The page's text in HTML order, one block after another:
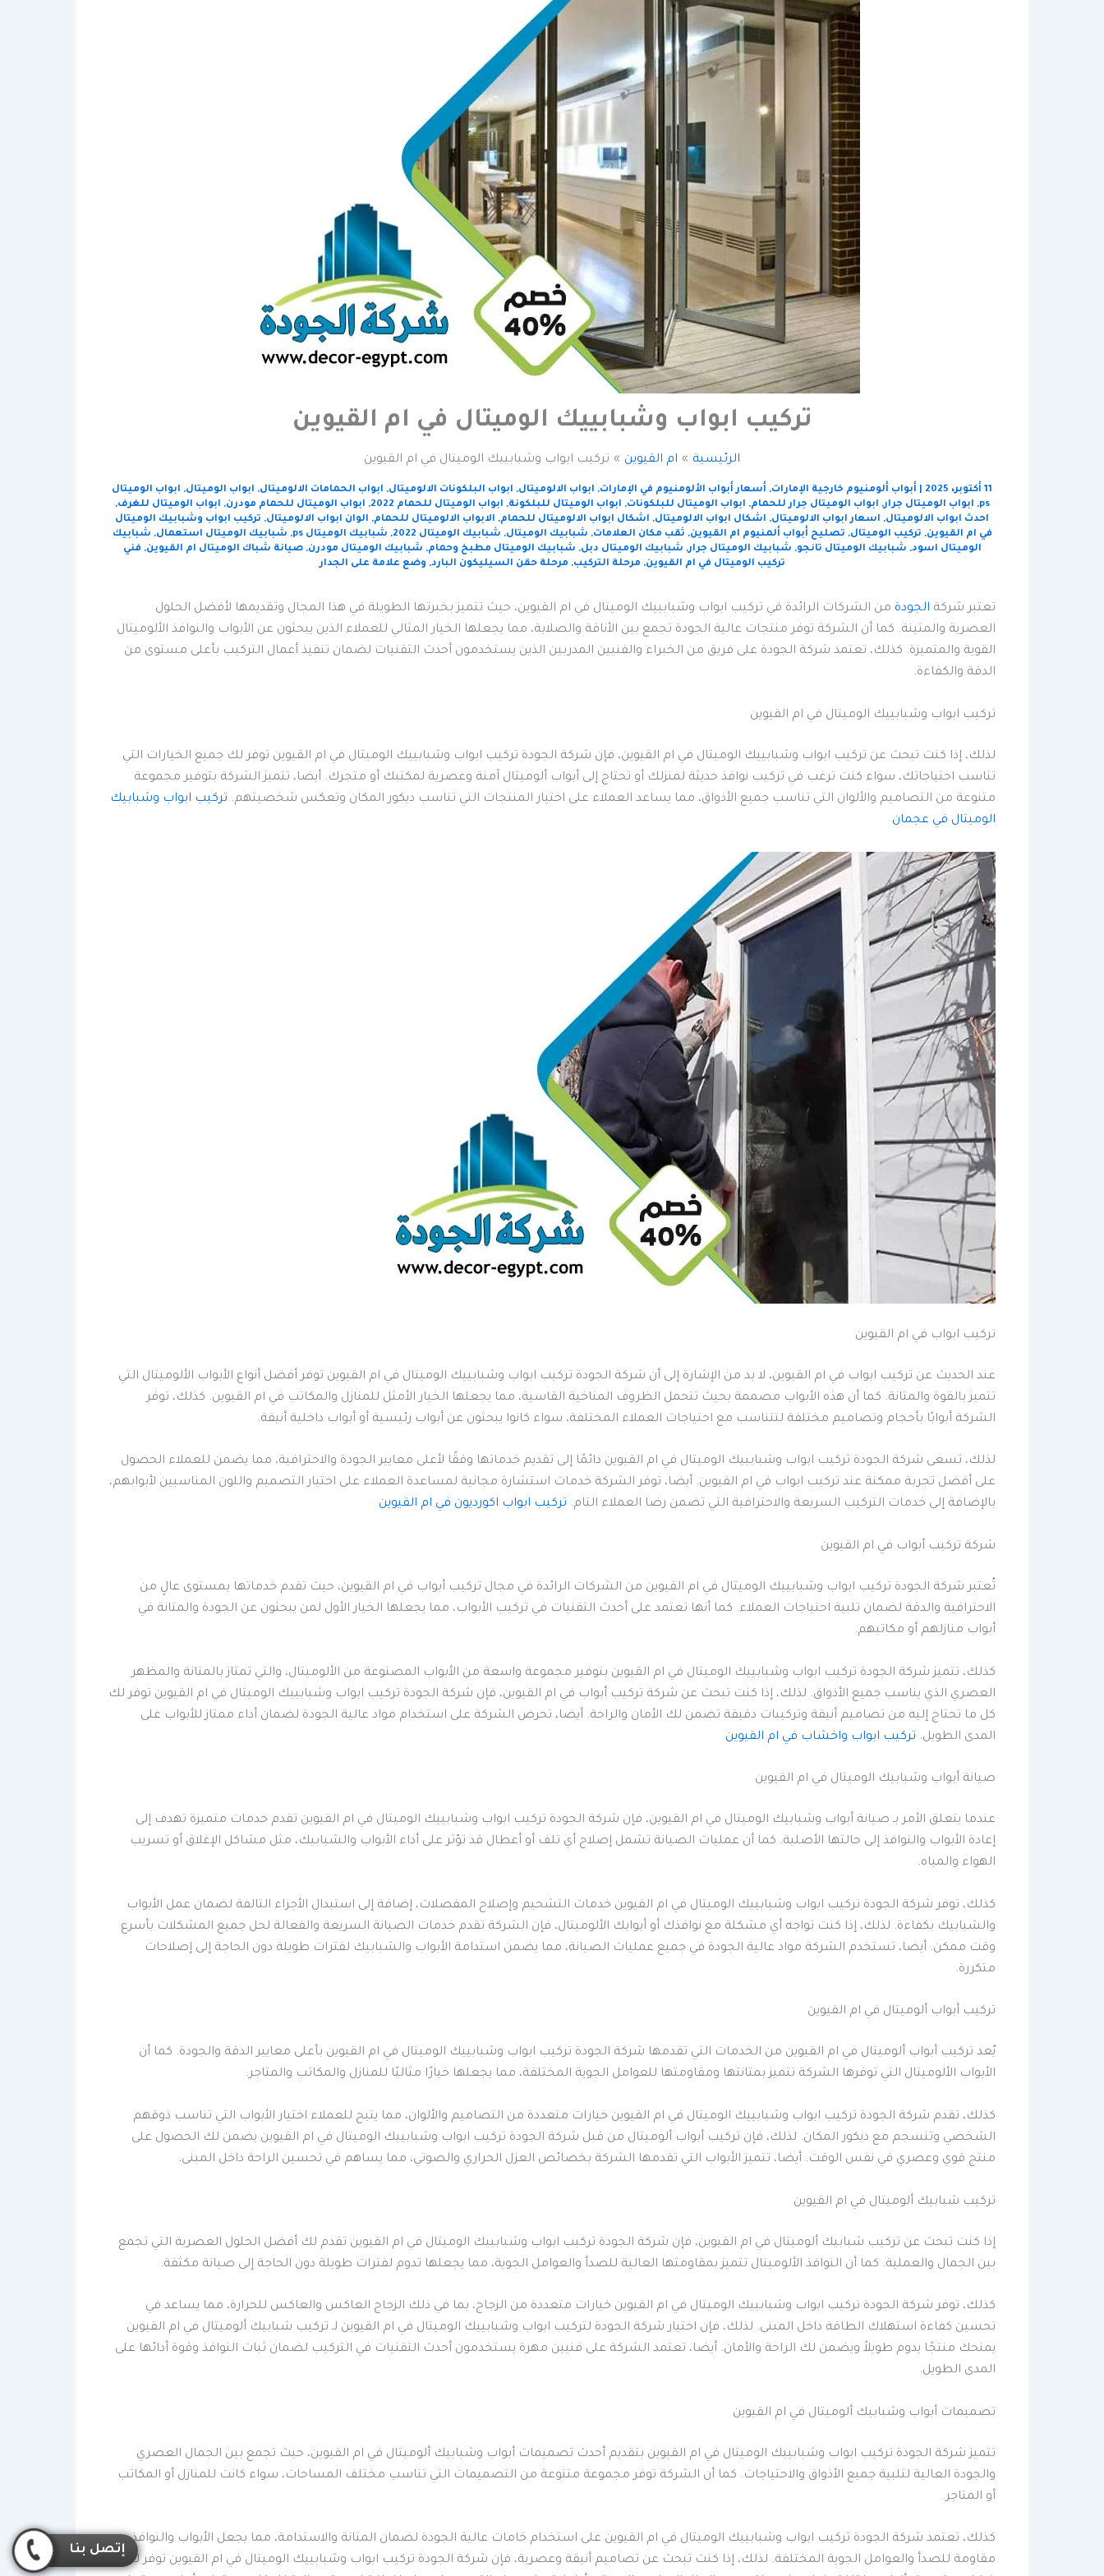
تركيب ابواب وشبابييك الوميتال في ام القيوين
الرئيسية ام القيوين تركيب ابواب وشبابييك الوميتال في ام القيوين
11 أكتوبر، 2025 أبواب ألومنيوم خارجية الإمارات, أسعار أبواب الألومنيوم في الإمارات, ابواب الالوميتال, ابواب البلكونات الالوميتال, ابواب الحمامات الالوميتال, ابواب الوميتال, ابواب الوميتال
ps
, ابواب الوميتال جرار, ابواب الوميتال جرار للحمام, ابواب الوميتال للبلكونات, ابواب الوميتال للبلكونة, ابواب الوميتال للحمام 2022 , ابواب الوميتال للحمام مودرن, ابواب الوميتال للغرف,
احدث ابواب الالوميتال, اسعار ابواب الالوميتال, اشكال ابواب الالوميتال, اشكال ابواب الالوميتال للحمام, الابواب الالوميتال للحمام, الوان ابواب الالوميتال, تركيب ابواب وشبابيك الوميتال
في ام القيوين, تركيب الوميتال, تصليح أبواب ألمنيوم ام القيوين, ثقب مكان العلامات, شبابيك الوميتال, شبابيك الوميتال 2022 , شبابيك الوميتال ps , شبابيك الوميتال استعمال, شبابيك
الوميتال اسود, شبابيك الوميتال تانجو, شبابيك الوميتال جرار, شبابيك الوميتال دبل, شبابيك الوميتال مطبخ وحمام, شبابيك الوميتال مودرن,صيانة شباك الوميتال ام القيوين, فني
تركيب الوميتال في ام القيوين, مرحلة التركيب, مرحلة حقن السيليكون البارد, وضع علامة على الجدار
تعتبر شركة الجودة من الشركات الرائدة في تركيب ابواب وشبابييك الوميتال في ام القيوين، حيث تتميز بخبرتها الطويلة في هذا المجال وتقديمها لأفضل الحلول
العصرية والمتينة. كما أن الشركة توفر منتجات عالية الجودة تجمع بين الأناقة والصلابة، مما يجعلها الخيار المثالي للعملاء الذين يبحثون عن الأبواب والنوافذ الألوميتال
القوية والمتميزة. كذلك، تعتمد شركة الجودة على فريق من الخبراء والفنيين المدربين الذين يستخدمون أحدث التقنيات لضمان تنفيذ أعمال التركيب بأعلى مستوى من
الدقة والكفاءة.
تركيب ابواب وشبابييك الوميتال في ام القيوين
لذلك، إذا كنت تبحث عن تركيب ابواب وشبابييك الوميتال في ام القيوين، فإن شركة الجودة تركيب ابواب وشبابييك الوميتال في ام القيوين توفر لك جميع الخيارات التي
تناسب احتياجاتك، سواء كنت ترغب في تركيب نوافذ حديثة لمنزلك أو تحتاج إلى أبواب ألوميتال آمنة وعصرية لمكتبك أو متجرك. أيضا، تتميز الشركة بتوفير مجموعة
متنوعة من التصاميم والألوان التي تناسب جميع الأذواق، مما يساعد العملاء على اختيار المنتجات التي تناسب ديكور المكان وتعكس شخصيتهم. تركيب ابواب وشبابيك
الوميتال في عجمان
تركيب ابواب في ام القيوين
عند الحديث عن تركيب ابواب في ام القيوين، لا بد من الإشارة إلى أن شركة الجودة تركيب ابواب وشبابييك الوميتال في ام القيوين توفر أفضل أنواع الأبواب الألوميتال التي
تتميز بالقوة والمتانة. كما أن هذه الأبواب مصممة بحيث تتحمل الظروف المناخية القاسية، مما يجعلها الخيار الأمثل للمنازل والمكاتب في ام القيوين. كذلك، توفر
الشركة أبوابًا بأحجام وتصاميم مختلفة لتتناسب مع احتياجات العملاء المختلفة، سواء كانوا يبحثون عن أبواب رئيسية أو أبواب داخلية أنيقة.
لذلك، تسعى شركة الجودة تركيب ابواب وشبابييك الوميتال في ام القيوين دائمًا إلى تقديم خدماتها وفقًا لأعلى معايير الجودة والاحترافية، مما يضمن للعملاء الحصول
على أفضل تجربة ممكنة عند تركيب ابواب في ام القيوين. أيضا، توفر الشركة خدمات استشارة مجانية لمساعدة العملاء على اختيار التصميم واللون المناسبين لأبوابهم،
بالإضافة إلى خدمات التركيب السريعة والاحترافية التي تضمن رضا العملاء التام. تركيب ابواب اكورديون في ام القيوين
شركة تركيب أبواب في ام القيوين
تُعتبر شركة الجودة تركيب ابواب وشبابييك الوميتال في ام القيوين من الشركات الرائدة في مجال تركيب أبواب في ام القيوين، حيث تقدم خدماتها بمستوى عالٍ من
الاحترافية والدقة لضمان تلبية احتياجات العملاء. كما أنها تعتمد على أحدث التقنيات في تركيب الأبواب، مما يجعلها الخيار الأول لمن يبحثون عن الجودة والمتانة في
أبواب منازلهم أو مكاتبهم.
كذلك، تتميز شركة الجودة تركيب ابواب وشبابييك الوميتال في ام القيوين بتوفير مجموعة واسعة من الأبواب المصنوعة من الألوميتال، والتي تمتاز بالمتانة والمظهر
العصري الذي يناسب جميع الأذواق. لذلك، إذا كنت تبحث عن شركة تركيب أبواب في ام القيوين، فإن شركة الجودة تركيب ابواب وشبابييك الوميتال في ام القيوين توفر لك
كل ما تحتاج إليه من تصاميم أنيقة وتركيبات دقيقة تضمن لك الأمان والراحة. أيضا، تحرص الشركة على استخدام مواد عالية الجودة لضمان أداء ممتاز للأبواب على
المدى الطويل. تركيب ابواب واخشاب في ام القيوين
صيانة أبواب وشبابيك الوميتال في ام القيوين
عندما يتعلق الأمر بـ صيانة أبواب وشبابيك الوميتال في ام القيوين، فإن شركة الجودة تركيب ابواب وشبابييك الوميتال في ام القيوين تقدم خدمات متميزة تهدف إلى
إعادة الأبواب والنوافذ إلى حالتها الأصلية. كما أن عمليات الصيانة تشمل إصلاح أي تلف أو أعطال قد تؤثر على أداء الأبواب والشبابيك، مثل مشاكل الإغلاق أو تسريب
الهواء والمياه.
كذلك، توفر شركة الجودة تركيب ابواب وشبابييك الوميتال في ام القيوين خدمات التشحيم وإصلاح المفصلات، إضافة إلى استبدال الأجزاء التالفة لضمان عمل الأبواب
والشبابيك بكفاءة. لذلك، إذا كنت تواجه أي مشكلة مع نوافذك أو أبوابك الألوميتال، فإن الشركة تقدم خدمات الصيانة السريعة والفعالة لحل جميع المشكلات بأسرع
وقت ممكن. أيضا، تستخدم الشركة مواد عالية الجودة في جميع عمليات الصيانة، مما يضمن استدامة الأبواب والشبابيك لفترات طويلة دون الحاجة إلى إصلاحات
متكررة.
تركيب أبواب ألوميتال في ام القيوين
يُعد تركيب أبواب ألوميتال في ام القيوين من الخدمات التي تقدمها شركة الجودة تركيب ابواب وشبابييك الوميتال في ام القيوين بأعلى معايير الدقة والجودة. كما أن
الأبواب الألوميتال التي توفرها الشركة تتميز بمتانتها ومقاومتها للعوامل الجوية المختلفة، مما يجعلها خيارًا مثاليًا للمنازل والمكاتب والمتاجر.
كذلك، تقدم شركة الجودة تركيب ابواب وشبابييك الوميتال في ام القيوين خيارات متعددة من التصاميم والألوان، مما يتيح للعملاء اختيار الأبواب التي تناسب ذوقهم
الشخصي وتنسجم مع ديكور المكان. لذلك، فإن تركيب أبواب ألوميتال من قبل شركة الجودة تركيب ابواب وشبابييك الوميتال في ام القيوين يضمن لك الحصول على
منتج قوي وعصري في نفس الوقت. أيضا، تتميز الأبواب التي تقدمها الشركة بخصائص العزل الحراري والصوتي، مما يساهم في تحسين الراحة داخل المبنى.
تركيب شبابيك ألوميتال في ام القيوين
إذا كنت تبحث عن تركيب شبابيك ألوميتال في ام القيوين، فإن شركة الجودة تركيب ابواب وشبابييك الوميتال في ام القيوين تقدم لك أفضل الحلول العصرية التي تجمع
بين الجمال والعملية. كما أن النوافذ الألوميتال تتميز بمقاومتها العالية للصدأ والعوامل الجوية، مما يجعلها تدوم لفترات طويلة دون الحاجة إلى صيانة مكثفة.
كذلك، توفر شركة الجودة تركيب ابواب وشبابييك الوميتال في ام القيوين خيارات متعددة من الزجاج، بما في ذلك الزجاج العاكس والعاكس للحرارة، مما يساعد في
تحسين كفاءة استهلاك الطاقة داخل المبنى. لذلك، فإن اختيار شركة الجودة لتركيب ابواب وشبابييك الوميتال في ام القيوين لـ تركيب شبابيك ألوميتال في ام القيوين
يمنحك منتجًا يدوم طويلاً ويضمن لك الراحة والأمان. أيضا، تعتمد الشركة على فنيين مهرة يستخدمون أحدث التقنيات في التركيب لضمان ثبات النوافذ وقوة أدائها على
المدى الطويل.
تصميمات أبواب وشبابيك ألوميتال في ام القيوين
تتميز شركة الجودة تركيب ابواب وشبابييك الوميتال في ام القيوين بتقديم أحدث تصميمات أبواب وشبابيك ألوميتال في ام القيوين، حيث تجمع بين الجمال العصري
والجودة العالية لتلبية جميع الأذواق والاحتياجات. كما أن الشركة توفر مجموعة متنوعة من التصميمات التي تناسب مختلف المساحات، سواء كانت للمنازل أو المكاتب
أو المتاجر.
كذلك، تعتمد شركة الجودة تركيب ابواب وشبابييك الوميتال في ام القيوين على استخدام خامات عالية الجودة لضمان المتانة والاستدامة، مما يجعل الأبواب والنوافذ
مقاومة للصدأ والعوامل الجوية المختلفة. لذلك، إذا كنت تبحث عن تصاميم أنيقة وعصرية، فإن شركة الجودة تركيب ابواب وشبابييك الوميتال في ام القيوين توفر لك
إتصل بنا